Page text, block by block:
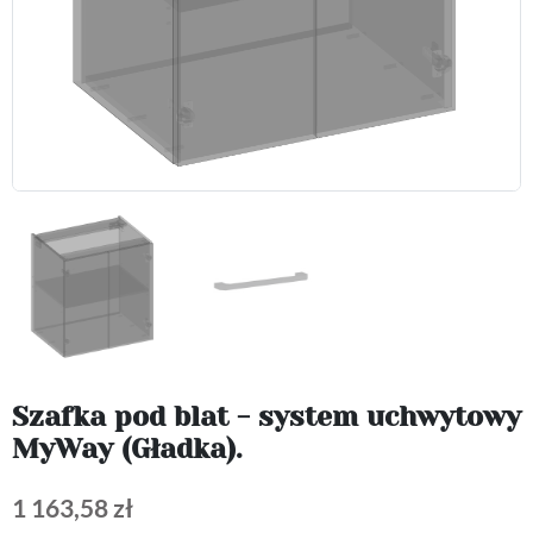
Szafka pod blat - system uchwytowy
MyWay (Gładka).
1 163,58 zł